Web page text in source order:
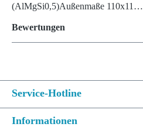
(AlMgSi0,5)Außenmaße 110x11…
Bewertungen
Service-Hotline
Informationen